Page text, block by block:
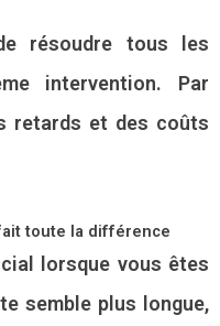
résoudre tous les
intervention. Par
retards et des coûts
toute la différence
lorsque vous êtes
semble plus longue,